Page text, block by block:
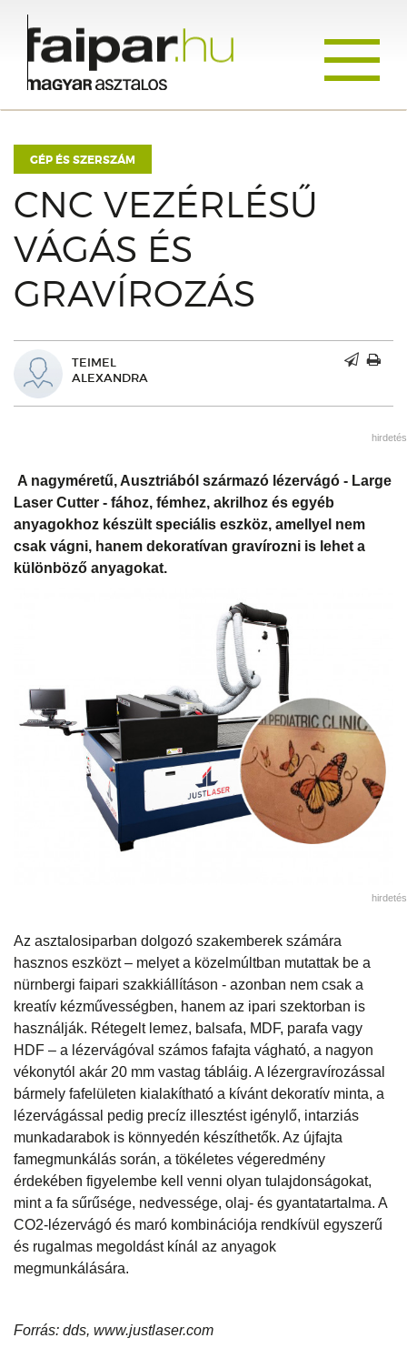
GÉP ÉS SZERSZÁM
CNC VEZÉRLÉSŰ
VÁGÁS ÉS
GRAVÍROZÁS
TEIMEL
ALEXANDRA
hirdetés
A nagyméretű, Ausztriából származó lézervágó - Large
Laser Cutter - fához, fémhez, akrilhoz és egyéb
anyagokhoz készült speciális eszköz, amellyel nem
csak vágni, hanem dekoratívan gravírozni is lehet a
különböző anyagokat.
hirdetés
Az asztalosiparban dolgozó szakemberek számára
hasznos eszközt – melyet a közelmúltban mutattak be a
nürnbergi faipari szakkiállításon - azonban nem csak a
kreatív kézművességben, hanem az ipari szektorban is
használják. Rétegelt lemez, balsafa, MDF, parafa vagy
HDF – a lézervágóval számos fafajta vágható, a nagyon
vékonytól akár 20 mm vastag tábláig. A lézergravírozással
bármely fafelületen kialakítható a kívánt dekoratív minta, a
lézervágással pedig precíz illesztést igénylő, intarziás
munkadarabok is könnyedén készíthetők. Az újfajta
famegmunkálás során, a tökéletes végeredmény
érdekében figyelembe kell venni olyan tulajdonságokat,
mint a fa sűrűsége, nedvessége, olaj- és gyantatartalma. A
CO2-lézervágó és maró kombinációja rendkívül egyszerű
és rugalmas megoldást kínál az anyagok
megmunkálására.
Forrás: dds, www.justlaser.com